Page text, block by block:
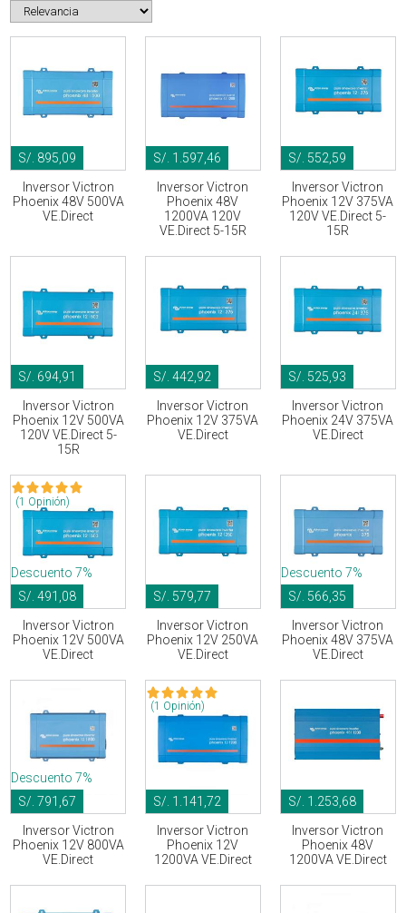
S/. 895,09
Inversor Victron
Phoenix 48V 500VA
VE.Direct
S/. 1.597,46
Inversor Victron
Phoenix 48V
1200VA 120V
VE.Direct 5-15R
S/. 552,59
Inversor Victron
Phoenix 12V 375VA
120V VE.Direct 5-
15R
S/. 694,91
Inversor Victron
Phoenix 12V 500VA
120V VE.Direct 5-
15R
S/. 442,92
Inversor Victron
Phoenix 12V 375VA
VE.Direct
S/. 525,93
Inversor Victron
Phoenix 24V 375VA
VE.Direct
(1 Opinión)
S/. 491,08
Descuento 7%
Inversor Victron
Phoenix 12V 500VA
VE.Direct
S/. 579,77
Inversor Victron
Phoenix 12V 250VA
VE.Direct
S/. 566,35
Descuento 7%
Inversor Victron
Phoenix 48V 375VA
VE.Direct
S/. 791,67
Descuento 7%
Inversor Victron
Phoenix 12V 800VA
VE.Direct
(1 Opinión)
S/. 1.141,72
Inversor Victron
Phoenix 12V
1200VA VE.Direct
S/. 1.253,68
Inversor Victron
Phoenix 48V
1200VA VE.Direct